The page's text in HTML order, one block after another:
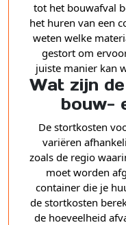
tot het bouwafval
het huren van een
weten welke
gestort om
juiste manier kan
Wat zijn
bouw-
De stortkosten
variëren
zoals de regio
moet worden
container die je
de stortkosten
de hoeveelheid